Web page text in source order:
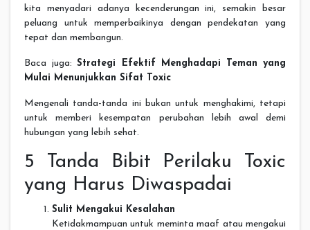
kita menyadari adanya kecenderungan ini, semakin besar
peluang untuk memperbaikinya dengan pendekatan yang
tepat dan membangun.
Baca juga:Strategi Efektif Menghadapi Teman yang
Mulai Menunjukkan Sifat Toxic
Mengenali tanda-tanda ini bukan untuk menghakimi, tetapi
untuk memberi kesempatan perubahan lebih awal demi
hubungan yang lebih sehat.
5 Tanda Bibit Perilaku Toxic
yang Harus Diwaspadai
Sulit Mengakui Kesalahan
Ketidakmampuan untuk meminta maaf atau mengakui